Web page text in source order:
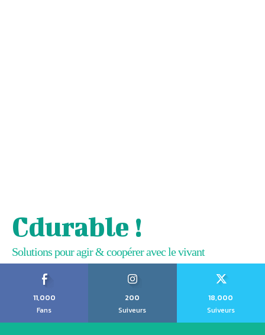
Cdurable !
Solutions pour agir & coopérer avec le vivant
11,000
Fans
200
Suiveurs
18,000
Suiveurs